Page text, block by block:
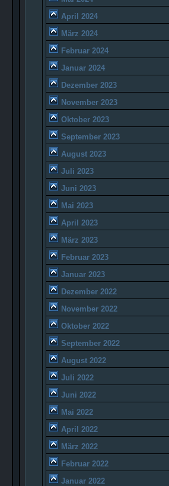
April 2024
März 2024
Februar 2024
Januar 2024
Dezember 2023
November 2023
Oktober 2023
September 2023
August 2023
Juli 2023
Juni 2023
Mai 2023
April 2023
März 2023
Februar 2023
Januar 2023
Dezember 2022
November 2022
Oktober 2022
September 2022
August 2022
Juli 2022
Juni 2022
Mai 2022
April 2022
März 2022
Februar 2022
Januar 2022